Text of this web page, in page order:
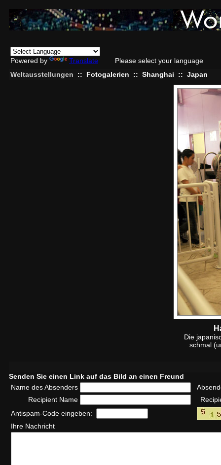
Powered by Translate
Please select your language
Weltausstellungen
:: Fotogalerien :: Shanghai :: Japan
Die
schmal
Senden Sie einen Link auf das Bild an einen Freund
Name des Absenders
Recipient Name
Antispam-Code eingeben:
Ihre Nachricht